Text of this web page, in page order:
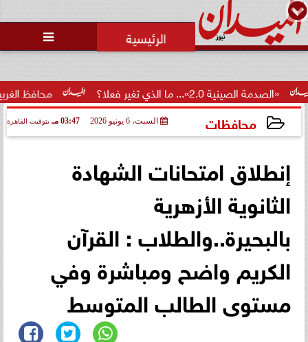

محافظ الغربية يكرم 100 من أوائل الجمهورية والمحافظة ويؤكد: الاستثمار... ما الذي تغير فعلا؟
محافظات السبت، 6 يونيو 2026 03:47 مـ بتوقيت القاهرة
إنطلاق امتحانات الشهادة
الثانوية الأزهرية
بالبحيرة..والطلاب : القرآن
الكريم واضح ومباشرة وفي
مستوى الطالب المتوسط